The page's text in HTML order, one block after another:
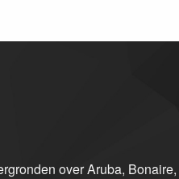
over Aruba, Bonaire,